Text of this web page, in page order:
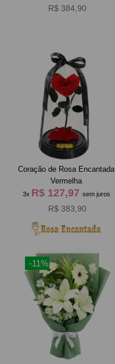
R$ 384,90
Coração de Rosa Encantada
Vermelha
3x R$ 127,97 sem juros
R$ 383,90
-11%